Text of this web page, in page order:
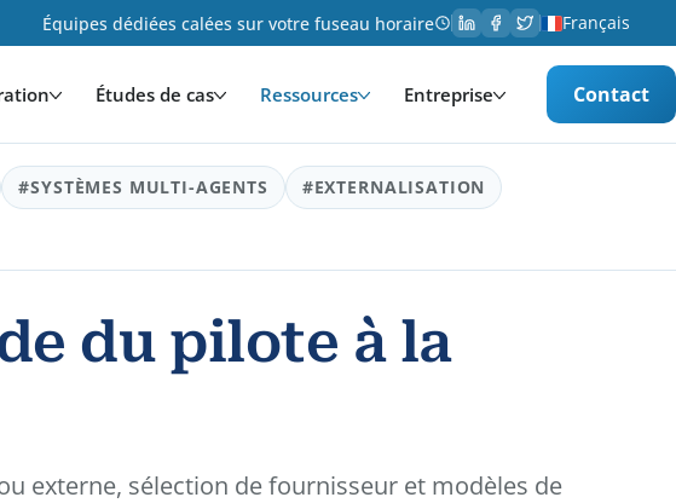
Équipes dédiées calées sur votre fuseau horaire Français
Études de cas Ressources Entreprise Contact
#SYSTÈMES MULTI-AGENTS
#EXTERNALISATION
du pilote à la
externe, sélection de fournisseur et modèles de